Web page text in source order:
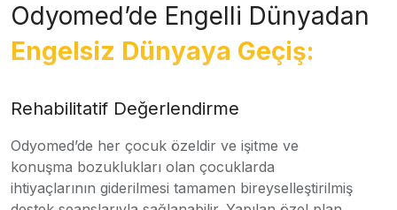
Odyomed’de Engelli Dünyadan
Engelsiz Dünyaya Geçiş:
Rehabilitatif Değerlendirme
Odyomed’de her çocuk özeldir ve işitme ve
konuşma bozuklukları olan çocuklarda
ihtiyaçlarının giderilmesi tamamen bireyselleştirilmiş